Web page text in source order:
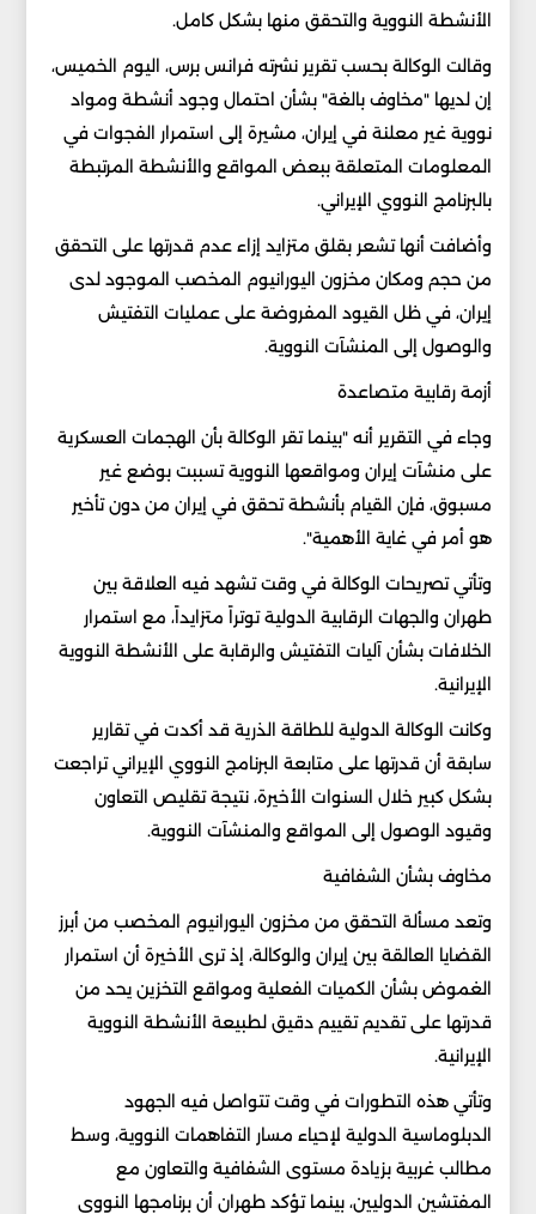
الأنشطة النووية والتحقق منها بشكل كامل.
وقالت الوكالة بحسب تقرير نشرته فرانس برس، اليوم الخميس،
إن لديها "مخاوف بالغة" بشأن احتمال وجود أنشطة ومواد
نووية غير معلنة في إيران، مشيرة إلى استمرار الفجوات في
المعلومات المتعلقة ببعض المواقع والأنشطة المرتبطة
بالبرنامج النووي الإيراني.
وأضافت أنها تشعر بقلق متزايد إزاء عدم قدرتها على التحقق
من حجم ومكان مخزون اليورانيوم المخصب الموجود لدى
إيران، في ظل القيود المفروضة على عمليات التفتيش
والوصول إلى المنشآت النووية.
أزمة رقابية متصاعدة
وجاء في التقرير أنه "بينما تقر الوكالة بأن الهجمات العسكرية
على منشآت إيران ومواقعها النووية تسببت بوضع غير
مسبوق، فإن القيام بأنشطة تحقق في إيران من دون تأخير
هو أمر في غاية الأهمية".
وتأتي تصريحات الوكالة في وقت تشهد فيه العلاقة بين
طهران والجهات الرقابية الدولية توتراً متزايداً، مع استمرار
الخلافات بشأن آليات التفتيش والرقابة على الأنشطة النووية
الإيرانية.
وكانت الوكالة الدولية للطاقة الذرية قد أكدت في تقارير
سابقة أن قدرتها على متابعة البرنامج النووي الإيراني تراجعت
بشكل كبير خلال السنوات الأخيرة، نتيجة تقليص التعاون
وقيود الوصول إلى المواقع والمنشآت النووية.
مخاوف بشأن الشفافية
وتعد مسألة التحقق من مخزون اليورانيوم المخصب من أبرز
القضايا العالقة بين إيران والوكالة، إذ ترى الأخيرة أن استمرار
الغموض بشأن الكميات الفعلية ومواقع التخزين يحد من
قدرتها على تقديم تقييم دقيق لطبيعة الأنشطة النووية
الإيرانية.
وتأتي هذه التطورات في وقت تتواصل فيه الجهود
الدبلوماسية الدولية لإحياء مسار التفاهمات النووية، وسط
مطالب غربية بزيادة مستوى الشفافية والتعاون مع
المفتشين الدوليين، بينما تؤكد طهران أن برنامجها النووي